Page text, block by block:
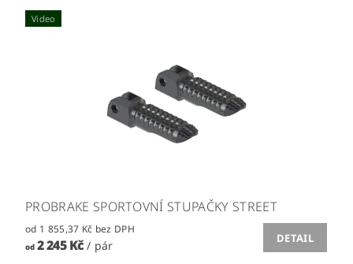
Video
PROBRAKE SPORTOVNÍ STUPAČKY STREET
od 1 855,37 Kč bez DPH
od2 245 Kč/ pár
DETAIL